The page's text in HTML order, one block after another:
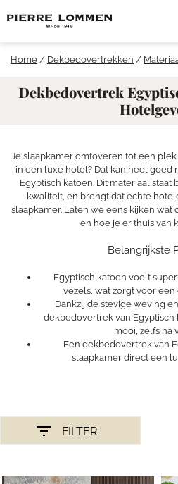
naar
Home / Dekbedovertrekken /
Dekbedovertrek
Je slaapkamer omtoveren tot een
in een luxe hotel? Dat kan heel
Egyptisch katoen. Dit materiaal staat
kwaliteit, en brengt dat echte
slaapkamer. Laten we eens kijken wat
en hoe je er thuis van
Belangrijkste
Egyptisch katoen voelt
vezels, wat zorgt voor
Dankzij de stevige weving
dekbedovertrek van
mooi, zelfs na
Een dekbedovertrek van
slaapkamer direct een
FILTER